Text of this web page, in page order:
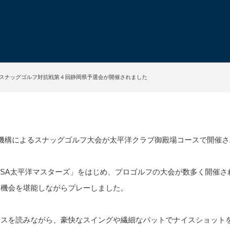
ナッグゴルフ対抗戦第４回静岡県予選会が開催されました
によるスナッグゴルフ大会が太平洋クラブ御殿場コースで開催
太平洋マスターズ」をはじめ、プロゴルフの大会が数多く開催
会を堪能しながらプレーしました。
を読みながら、豪快なスイングや繊細なパットでナイスショッ